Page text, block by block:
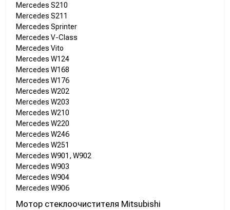
Mercedes S210
Mercedes S211
Mercedes Sprinter
Mercedes V-Class
Mercedes Vito
Mercedes W124
Mercedes W168
Mercedes W176
Mercedes W202
Mercedes W203
Mercedes W210
Mercedes W220
Mercedes W246
Mercedes W251
Mercedes W901, W902
Mercedes W903
Mercedes W904
Mercedes W906
Мотор стеклоочистителя Mitsubishi